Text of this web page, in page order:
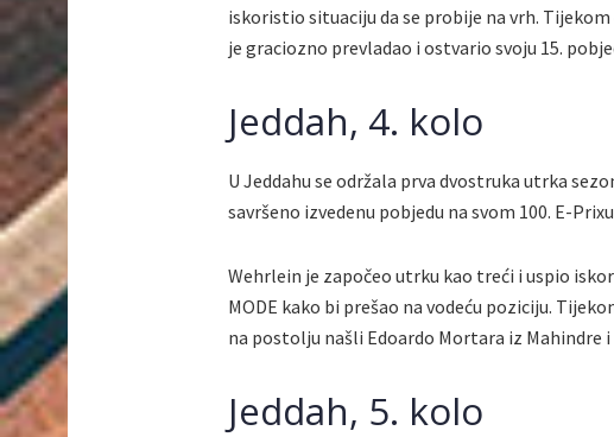
iskoristio situaciju da se probije na vrh. Tijekom
je graciozno prevladao i ostvario svoju 15.
Jeddah, 4. kolo
U Jeddahu se održala prva dvostruka utrka
savršeno izvedenu pobjedu na svom 100. E-
Wehrlein je započeo utrku kao treći i uspio
MODE kako bi prešao na vodeću poziciju.
na postolju našli Edoardo Mortara iz Mahindre i
Jeddah, 5. kolo